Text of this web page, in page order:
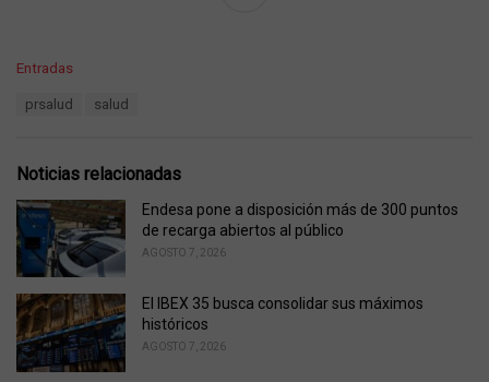
C
o
r
i
e
s
Entradas
:
prsalud salud
Noticias relacionadas
Endesa pone a disposición más de 300 puntos
de recarga abiertos al público
AGOSTO 7, 2026
El IBEX 35 busca consolidar sus máximos
históricos
AGOSTO 7, 2026